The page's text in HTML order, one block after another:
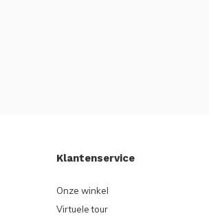
Klantenservice
Onze winkel
Virtuele tour